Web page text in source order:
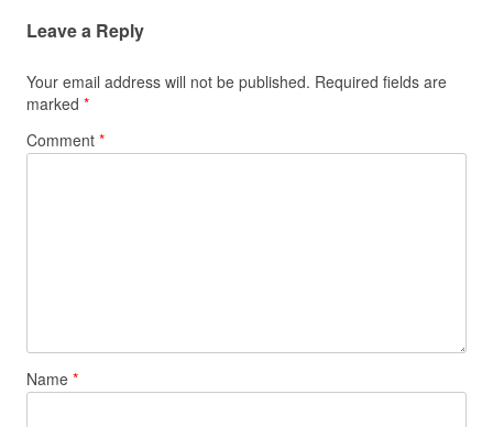
Leave a Reply
Your email address will not be published. Required fields are
marked *
Comment *
Name *